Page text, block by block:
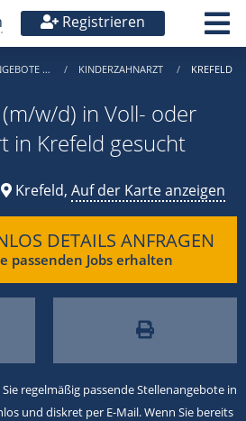
Registrieren
… KINDERZAHNARZT KREFELD
w/d) in Voll- oder
in Krefeld gesucht
Krefeld, Auf der Karte anzeigen
DETAILS ANFRAGEN
passenden Jobs erhalten
regelmäßig passende Stellenangebote in
und diskret per E-Mail. Wenn Sie bereits